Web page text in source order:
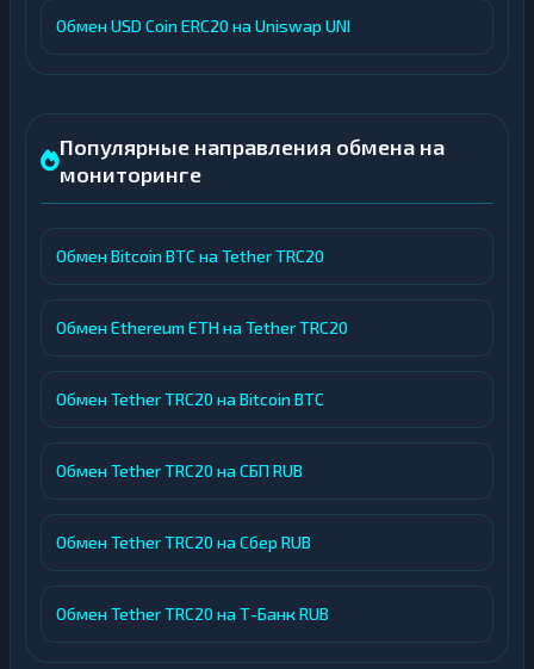
Обмен USD Coin ERC20 на Uniswap UNI
Популярные направления обмена на
мониторинге
Обмен Bitcoin BTC на Tether TRC20
Обмен Ethereum ETH на Tether TRC20
Обмен Tether TRC20 на Bitcoin BTC
Обмен Tether TRC20 на СБП RUB
Обмен Tether TRC20 на Сбер RUB
Обмен Tether TRC20 на Т-Банк RUB